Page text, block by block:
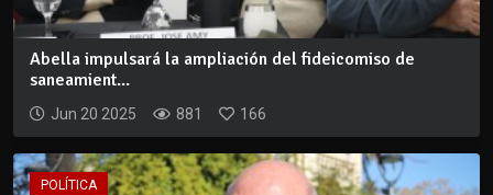
Abella impulsará la ampliación del fideicomiso de
saneamient...
Jun 20 2025 881 166
POLÍTICA